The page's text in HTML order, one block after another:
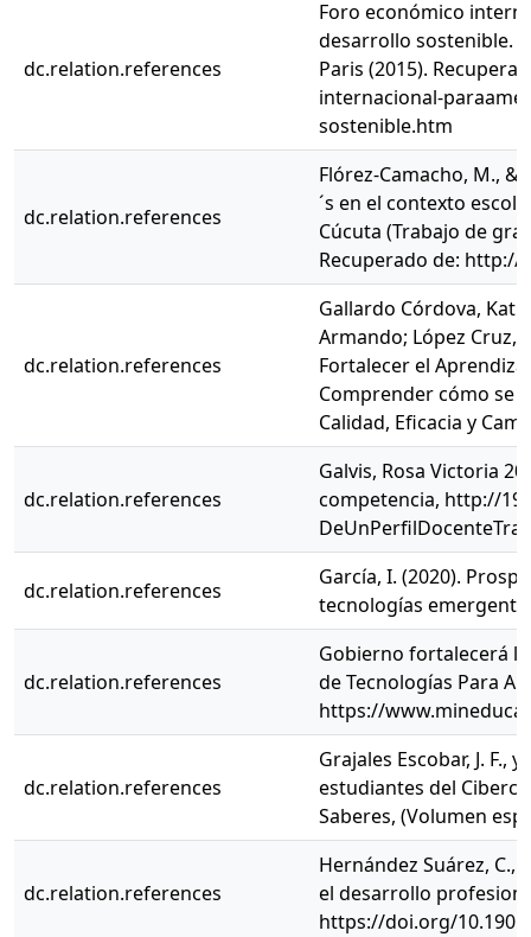
dc.relation.references
Foro económico
desarrollo sostenible.
Paris (2015).
internacional-
sostenible.htm
dc.relation.references
Flórez-Camacho, M., &
´s en el contexto
Cúcuta (Trabajo de
Recuperado de: http://
dc.relation.references
Gallardo Córdova,
Armando; López Cruz,
Fortalecer el
Comprender cómo se
Calidad, Eficacia y
dc.relation.references
Galvis, Rosa Victoria
competencia, http://
dc.relation.references
García, I. (2020).
tecnologías
dc.relation.references
Gobierno fortalecerá
de Tecnologías Para
https://
dc.relation.references
Grajales Escobar, J. F.,
estudiantes del
Saberes, (Volumen
dc.relation.references
Hernández Suárez, C.,
el desarrollo
https://doi.org/